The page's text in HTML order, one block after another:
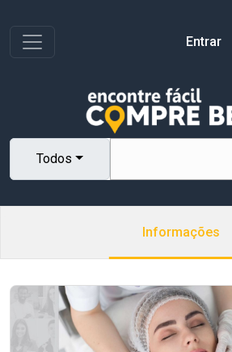
Toggle navigation Entrar
Todos
Informações